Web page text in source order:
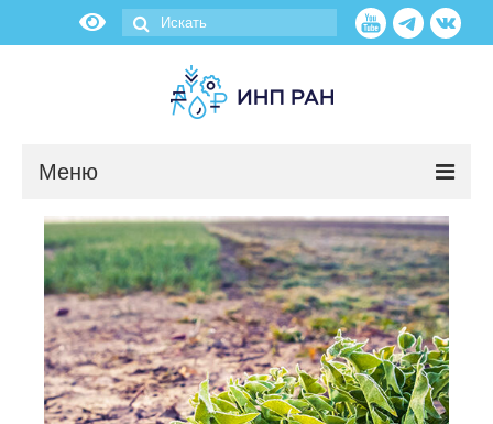
Меню
Новости
О нас
Об институте
Научные подразделения